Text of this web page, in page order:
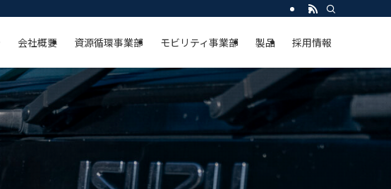
会社概要 資源循環事業部 モビリティ事業部 製品 採用情報